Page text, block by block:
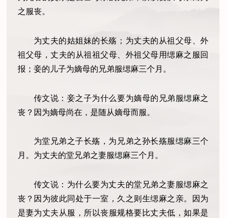
之服丧。
为丈夫的姑姐妹的长殇；为丈夫的从祖父母、外
祖父母，丈夫的从祖祖父母、外祖父母用缌麻之服回
报；妾的儿子为嫡母的兄弟服缌麻三个月。
传文说：妾之子为什么要为嫡母的兄弟服缌麻之
丧？因为嫡母尚在，是随从嫡母而服。
为堂兄弟之子长殇，为兄弟之孙长殇服缌麻三个
月。为丈夫的堂兄弟之妻服缌麻三个月。
传文说：为什么要为丈夫的堂兄弟之妻服缌麻之
丧？因为彼此同处于一室，久之则生缌麻之亲。因为
是妻为丈夫从服，所以丧服规格要比丈夫低，如果是